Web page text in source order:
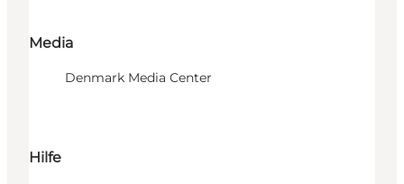
Media
Denmark Media Center
Hilfe